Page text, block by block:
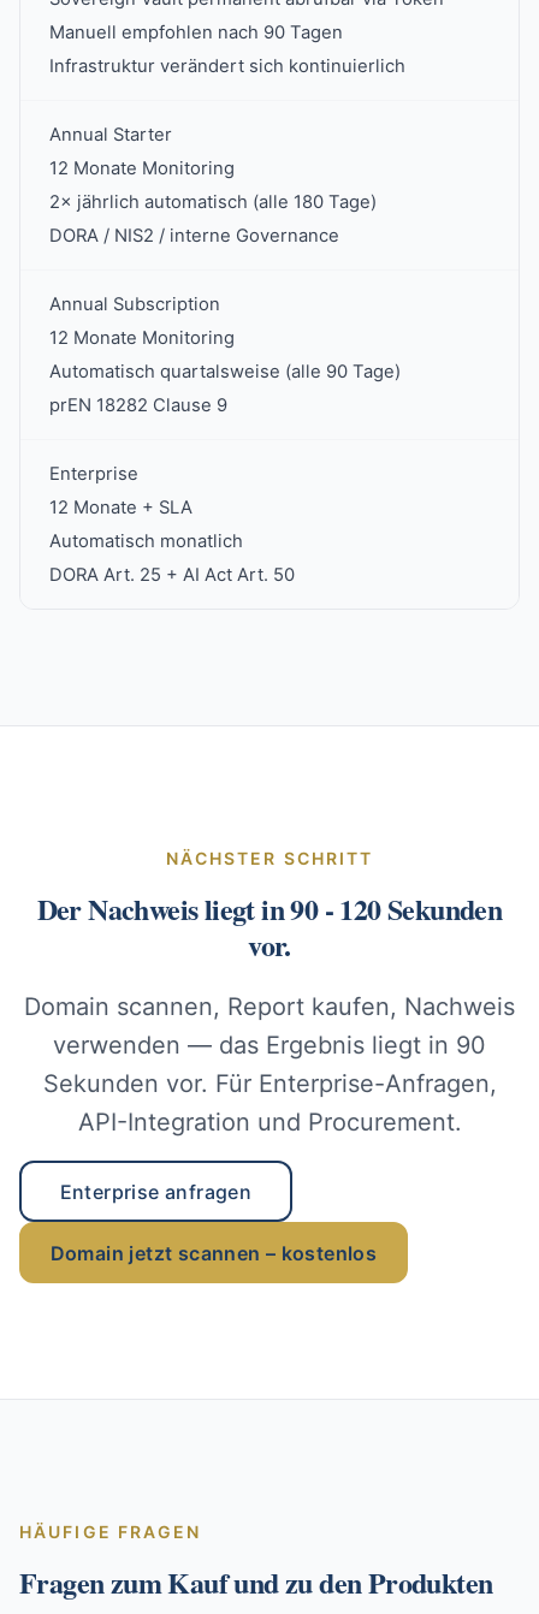
Manuell empfohlen nach 90 Tagen
Infrastruktur verändert sich kontinuierlich
Annual Starter
12 Monate Monitoring
2× jährlich automatisch (alle 180 Tage)
DORA / NIS2 / interne Governance
Annual Subscription
12 Monate Monitoring
Automatisch quartalsweise (alle 90 Tage)
prEN 18282 Clause 9
Enterprise
12 Monate + SLA
Automatisch monatlich
DORA Art. 25 + AI Act Art. 50
NÄCHSTER SCHRITT
Der Nachweis liegt in 90 - 120 Sekunden
vor.
Domain scannen, Report kaufen, Nachweis
verwenden — das Ergebnis liegt in 90
Sekunden vor. Für Enterprise-Anfragen,
API-Integration und Procurement.
Enterprise anfragen
Domain jetzt scannen – kostenlos
HÄUFIGE FRAGEN
Fragen zum Kauf und zu den Produkten